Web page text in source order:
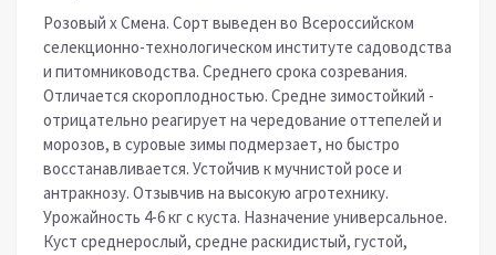
Розовый х Смена. Сорт выведен во Всероссийском
селекционно-технологическом институте садоводства
и питомниководства. Среднего срока созревания.
Отличается скороплодностью. Средне зимостойкий -
отрицательно реагирует на чередование оттепелей и
морозов, в суровые зимы подмерзает, но быстро
восстанавливается. Устойчив к мучнистой росе и
антракнозу. Отзывчив на высокую агротехнику.
Урожайность 4-6 кг с куста. Назначение универсальное.
Куст среднерослый, средне раскидистый, густой,